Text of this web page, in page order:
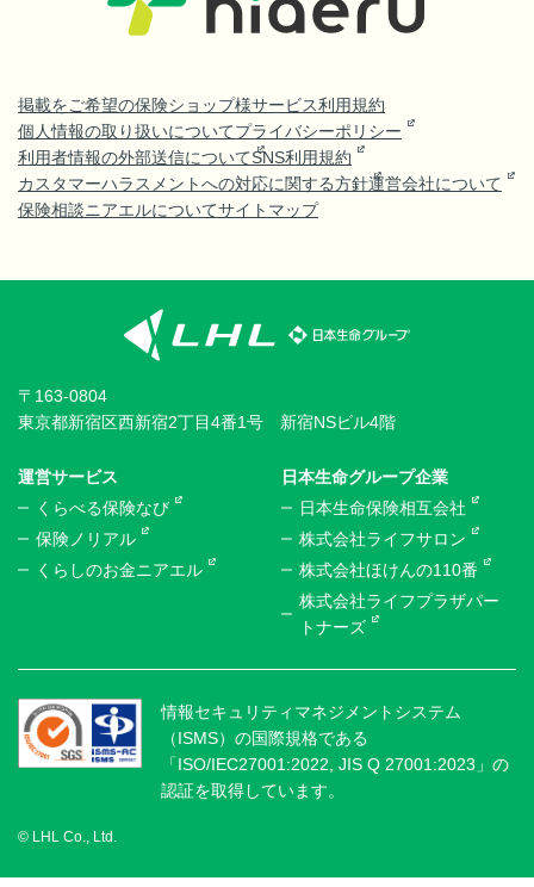
掲載をご希望の保険ショップ様サービス利用規約
個人情報の取り扱いについてプライバシーポリシー
利用者情報の外部送信についてSNS利用規約
カスタマーハラスメントへの対応に関する方針運営会社について
保険相談ニアエルについてサイトマップ
〒163-0804
東京都新宿区西新宿2丁目4番1号 新宿NSビル4階
運営サービス
くらべる保険なび
保険ノリアル
くらしのお金ニアエル
日本生命グループ企業
日本生命保険相互会社
株式会社ライフサロン
株式会社ほけんの110番
株式会社ライフプラザパー
トナーズ
情報セキュリティマネジメントシステム
（ISMS）の国際規格である
「ISO/IEC27001:2022, JIS Q 27001:2023」の
認証を取得しています。
© LHL Co., Ltd.